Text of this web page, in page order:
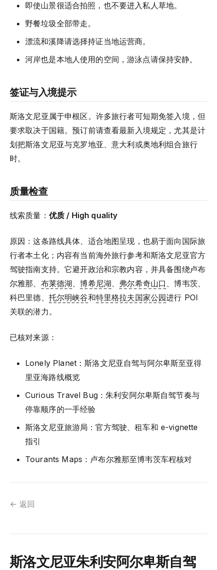
即使山景很适合拍照，也不要进入私人草地。
野餐垃圾全部带走。
漂流和溪降请选择持证当地运营商。
河岸也是本地人使用的空间，游泳点请保持安静。
签证与入境提示
斯洛文尼亚属于申根区。许多旅行者可短期免签入境，但
要求取决于国籍。预订前请查看最新入境规定，尤其是计
划把斯洛文尼亚与克罗地亚、意大利或奥地利组合旅行
时。
质量检查
线索质量： 优质 / High quality
原因：这条路线具体、适合地图呈现，也易于面向国际旅
行者本土化；内容有当前海外旅行参考和斯洛文尼亚官方
驾驶指南支持。它避开政治和宗教内容，并具备围绕卢布
尔雅那、 布莱德湖、博希尼湖、 弗尔希奇山口 、博韦茨、
科巴里德、 托尔明峡谷和特里格拉夫国家公园进行 POI
关联的潜力。
已核对来源：
Lonely Planet：斯洛文尼亚自驾与阿尔卑斯至亚得
里亚海路线概览
Curious Travel Bug：朱利安阿尔卑斯自驾节奏与
停靠顺序的一手经验
斯洛文尼亚旅游局：官方驾驶、租车和 e-vignette
指引
Tourants Maps：卢布尔雅那至博韦茨车程核对
← 返回
斯洛文尼亚朱利安阿尔卑斯自驾